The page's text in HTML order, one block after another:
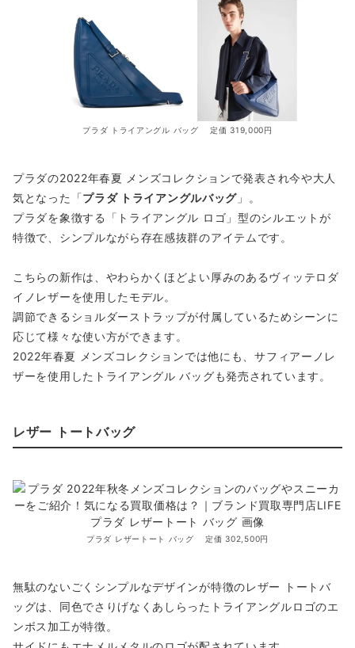
プラダ トライアングル バッグ 定価 319,000円
プラダの2022年春夏 メンズコレクションで発表され今や大人
気となった「プラダ トライアングルバッグ 」。
プラダを象徴する「トライアングル ロゴ」型のシルエットが
特徴で、シンプルながら存在感抜群のアイテムです。
こちらの新作は、やわらかくほどよい厚みのあるヴィッテロダ
イノレザーを使用したモデル。
調節できるショルダーストラップが付属しているためシーンに
応じて様々な使い方ができます。
2022年春夏 メンズコレクションでは他にも、サフィアーノレ
ザーを使用したトライアングル バッグも発売されています。
レザー トートバッグ
プラダ レザートート バッグ 定価 302,500円
無駄のないごくシンプルなデザインが特徴のレザー トートバ
ッグは、同色でさりげなくあしらったトライアングルロゴのエ
ンボス加工が特徴。